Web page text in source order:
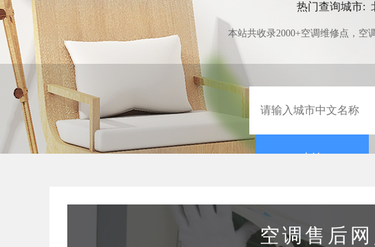
热门查询城市:
本站共收录2000+空调维修点，空
空调售后